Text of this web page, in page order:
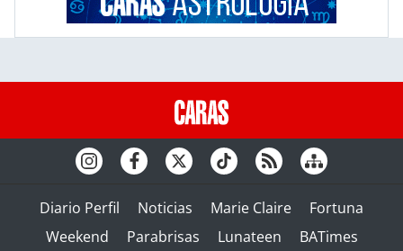
Diario Perfil Noticias Marie Claire
Fortuna
Weekend
Parabrisas Lunateen BATimes